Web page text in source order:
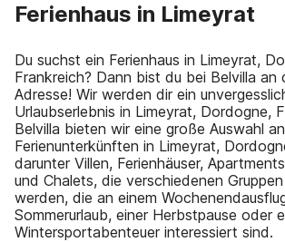
Ferienhaus in Limeyrat
Du suchst ein Ferienhaus in Limeyrat,
Frankreich? Dann bist du bei Belvilla an
Adresse! Wir werden dir ein
Urlaubserlebnis in Limeyrat, Dordogne,
Belvilla bieten wir eine große Auswahl an
Ferienunterkünften in Limeyrat,
darunter Villen, Ferienhäuser,
und Chalets, die verschiedenen
werden, die an einem
Sommerurlaub, einer Herbstpause oder
Wintersportabenteuer interessiert sind.